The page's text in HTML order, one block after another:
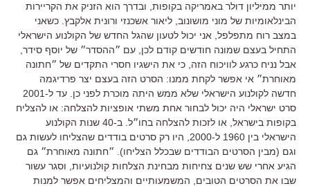
יותר ממיליון דולר באמריקה בקופות, ובדרך הוא הזניק את הקריירות
הבינלאומיות של מוני מושונוב, ליאור אשכנזי ורונית אלקבץ. כשאני
במצב רוח מתפלפל, אני יכול לטעון שהגל החדש של הקולנוע הישראלי
התחיל בעצם שמונה חודשים קודם לכן, עם ״ההסדר״ של יוסף סידר,
אבל נניח כרגע לוויכוח הזה, כי את הישגיו חסרי התקדים של ״חתונה
מאוחרת״ אי אפשר לקחת ממנו: הסרט הזה בעצם יצר פרדיגמה
חדשה לקולנוע הישראלי שלא ממש היתה מוכרת לפני כן. עד ל-2001
סרט ישראלי היה יכול לבחור אחת משתי אופציות להצלחה: או להצליח
בקופות בישראל, או לזכות להצלחה בחו״ל. ב-40 שנות הקולנוע
הישראלי בין 1960 ל-2000, היו רק סרטים בודדים שהצליחו לעשות גם
וגם (מבין הסרטים הבודדים שבכלל הצליחו). ״חתונה מאוחרת״ גם
הגיע אחרי שש שנים צחיחות מבחינת הצלחות קולנועיות, וסגר עשור
שבו את הסרטים הטובים, המשמעותיים והמצליחים אפשר למנות